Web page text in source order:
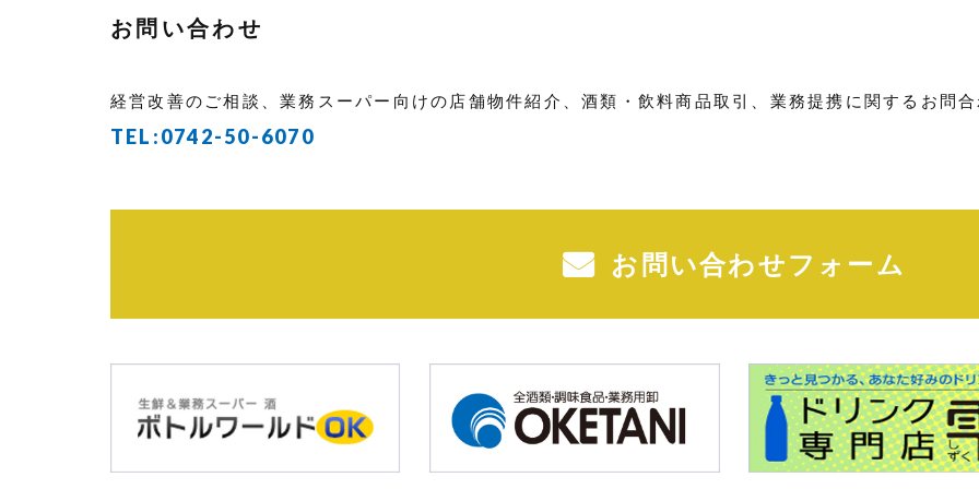
お問い合わせ
経営改善のご相談、業務スーパー向けの店舗物件紹介、酒類・飲料商品取引、業務提携に関するお問
TEL:0742-50-6070
お問い合わせフォーム